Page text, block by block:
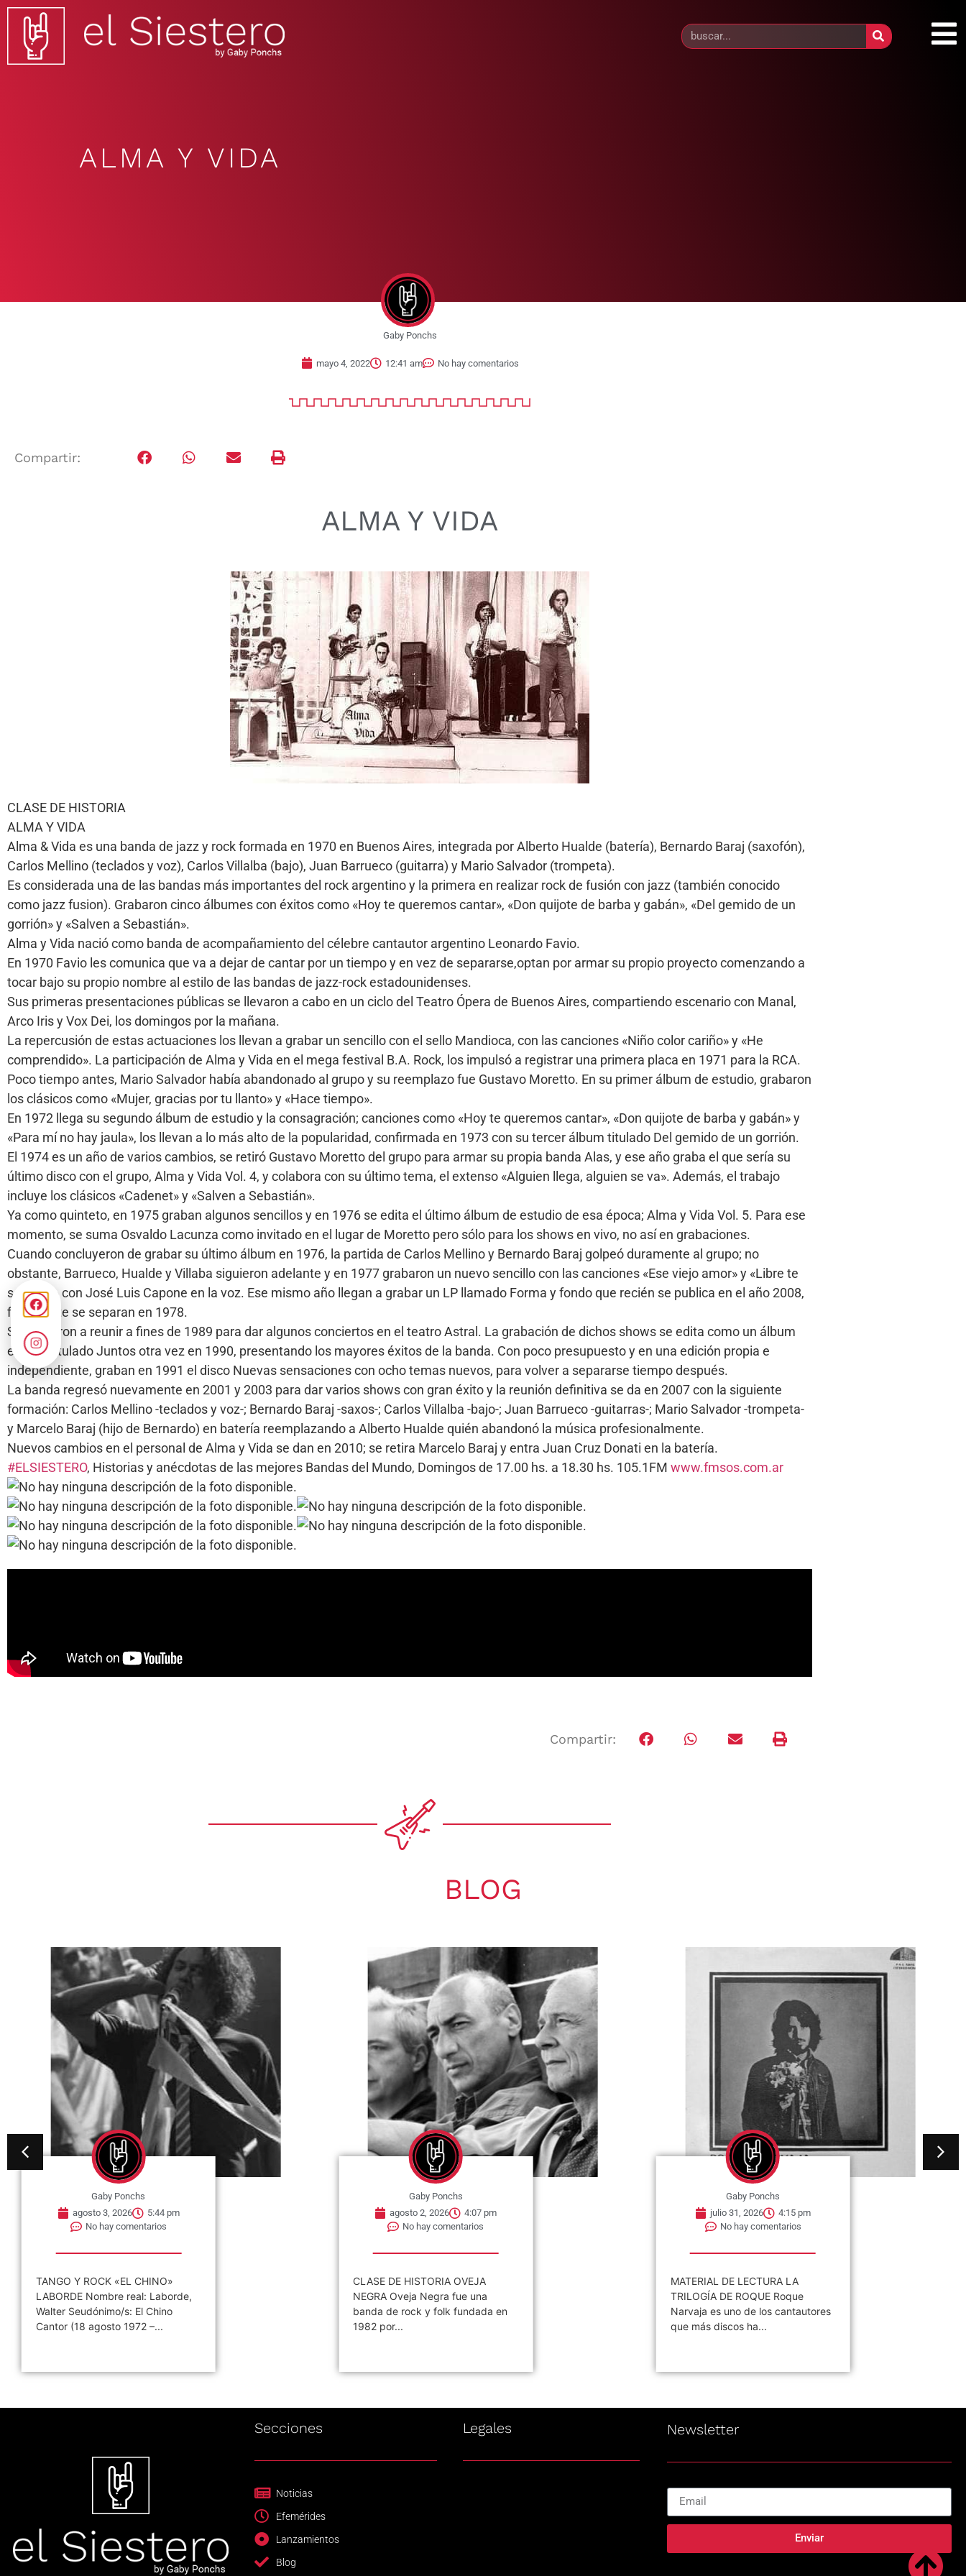
ALMA Y VIDA
Gaby Ponchs
mayo 4, 2022 12:41 am No hay comentarios
Compartir:
ALMA Y VIDA
CLASE DE HISTORIA
ALMA Y VIDA
Alma & Vida es una banda de jazz y rock formada en 1970 en Buenos Aires, integrada por Alberto Hualde (batería), Bernardo Baraj (saxofón),
Carlos Mellino (teclados y voz), Carlos Villalba (bajo), Juan Barrueco (guitarra) y Mario Salvador (trompeta).
Es considerada una de las bandas más importantes del rock argentino y la primera en realizar rock de fusión con jazz (también conocido
como jazz fusion). Grabaron cinco álbumes con éxitos como «Hoy te queremos cantar», «Don quijote de barba y gabán», «Del gemido de un
gorrión» y «Salven a Sebastián».
Alma y Vida nació como banda de acompañamiento del célebre cantautor argentino Leonardo Favio.
En 1970 Favio les comunica que va a dejar de cantar por un tiempo y en vez de separarse,optan por armar su propio proyecto comenzando a
tocar bajo su propio nombre al estilo de las bandas de jazz-rock estadounidenses.
Sus primeras presentaciones públicas se llevaron a cabo en un ciclo del Teatro Ópera de Buenos Aires, compartiendo escenario con Manal,
Arco Iris y Vox Dei, los domingos por la mañana.
La repercusión de estas actuaciones los llevan a grabar un sencillo con el sello Mandioca, con las canciones «Niño color cariño» y «He
comprendido». La participación de Alma y Vida en el mega festival B.A. Rock, los impulsó a registrar una primera placa en 1971 para la RCA.
Poco tiempo antes, Mario Salvador había abandonado al grupo y su reemplazo fue Gustavo Moretto. En su primer álbum de estudio, grabaron
los clásicos como «Mujer, gracias por tu llanto» y «Hace tiempo».
En 1972 llega su segundo álbum de estudio y la consagración; canciones como «Hoy te queremos cantar», «Don quijote de barba y gabán» y
«Para mí no hay jaula», los llevan a lo más alto de la popularidad, confirmada en 1973 con su tercer álbum titulado Del gemido de un gorrión.
El 1974 es un año de varios cambios, se retiró Gustavo Moretto del grupo para armar su propia banda Alas, y ese año graba el que sería su
último disco con el grupo, Alma y Vida Vol. 4, y colabora con su último tema, el extenso «Alguien llega, alguien se va». Además, el trabajo
incluye los clásicos «Cadenet» y «Salven a Sebastián».
Ya como quinteto, en 1975 graban algunos sencillos y en 1976 se edita el último álbum de estudio de esa época; Alma y Vida Vol. 5. Para ese
momento, se suma Osvaldo Lacunza como invitado en el lugar de Moretto pero sólo para los shows en vivo, no así en grabaciones.
Cuando concluyeron de grabar su último álbum en 1976, la partida de Carlos Mellino y Bernardo Baraj golpeó duramente al grupo; no
obstante, Barrueco, Hualde y Villaba siguieron adelante y en 1977 grabaron un nuevo sencillo con las canciones «Ese viejo amor» y «Libre te
sentirás» con José Luis Capone en la voz. Ese mismo año llegan a grabar un LP llamado Forma y fondo que recién se publica en el año 2008,
finalmente se separan en 1978.
Se volvieron a reunir a fines de 1989 para dar algunos conciertos en el teatro Astral. La grabación de dichos shows se edita como un álbum
en vivo titulado Juntos otra vez en 1990, presentando los mayores éxitos de la banda. Con poco presupuesto y en una edición propia e
independiente, graban en 1991 el disco Nuevas sensaciones con ocho temas nuevos, para volver a separarse tiempo después.
La banda regresó nuevamente en 2001 y 2003 para dar varios shows con gran éxito y la reunión definitiva se da en 2007 con la siguiente
formación: Carlos Mellino -teclados y voz-; Bernardo Baraj -saxos-; Carlos Villalba -bajo-; Juan Barrueco -guitarras-; Mario Salvador -trompeta-
y Marcelo Baraj (hijo de Bernardo) en batería reemplazando a Alberto Hualde quién abandonó la música profesionalmente.
Nuevos cambios en el personal de Alma y Vida se dan en 2010; se retira Marcelo Baraj y entra Juan Cruz Donati en la batería.
#ELSIESTERO, Historias y anécdotas de las mejores Bandas del Mundo, Domingos de 17.00 hs. a 18.30 hs. 105.1FM www.fmsos.com.ar
Compartir:
BLOG
Gaby Ponchs
agosto 3, 2026
5:44 pm
No hay comentarios
TANGO Y ROCK «EL CHINO»
LABORDE Nombre real: Laborde,
Walter Seudónimo/s: El Chino
Cantor (18 agosto 1972 –...
Gaby Ponchs
agosto 2, 2026
4:07 pm
No hay comentarios
CLASE DE HISTORIA OVEJA
NEGRA Oveja Negra fue una
banda de rock y folk fundada en
1982 por...
Gaby Ponchs
julio 31, 2026
4:15 pm
No hay comentarios
MATERIAL DE LECTURA LA
TRILOGÍA DE ROQUE Roque
Narvaja es uno de los cantautores
que más discos ha...
Secciones
Noticias
Efemérides
Lanzamientos
Blog
Legales Newsletter
Enviar